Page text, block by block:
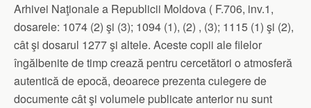
Arhivei Naţionale a Republicii Moldova ( F.706, inv.1,
dosarele: 1074 (2) şi (3); 1094 (1), (2) , (3); 1115 (1) şi (2),
cât şi dosarul 1277 şi altele. Aceste copii ale filelor
îngălbenite de timp crează pentru cercetători o atmosferă
autentică de epocă, deoarece prezenta culegere de
documente cât şi volumele publicate anterior nu sunt